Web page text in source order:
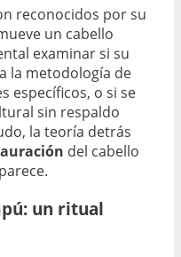
reconocidos por su
un cabello
examinar si su
la metodología de
específicos, o si se
sin respaldo
la teoría detrás
del cabello
un ritual